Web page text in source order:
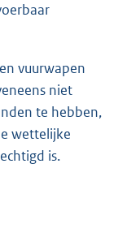
vuurwapen
niet
te hebben,
wettelijke
is.